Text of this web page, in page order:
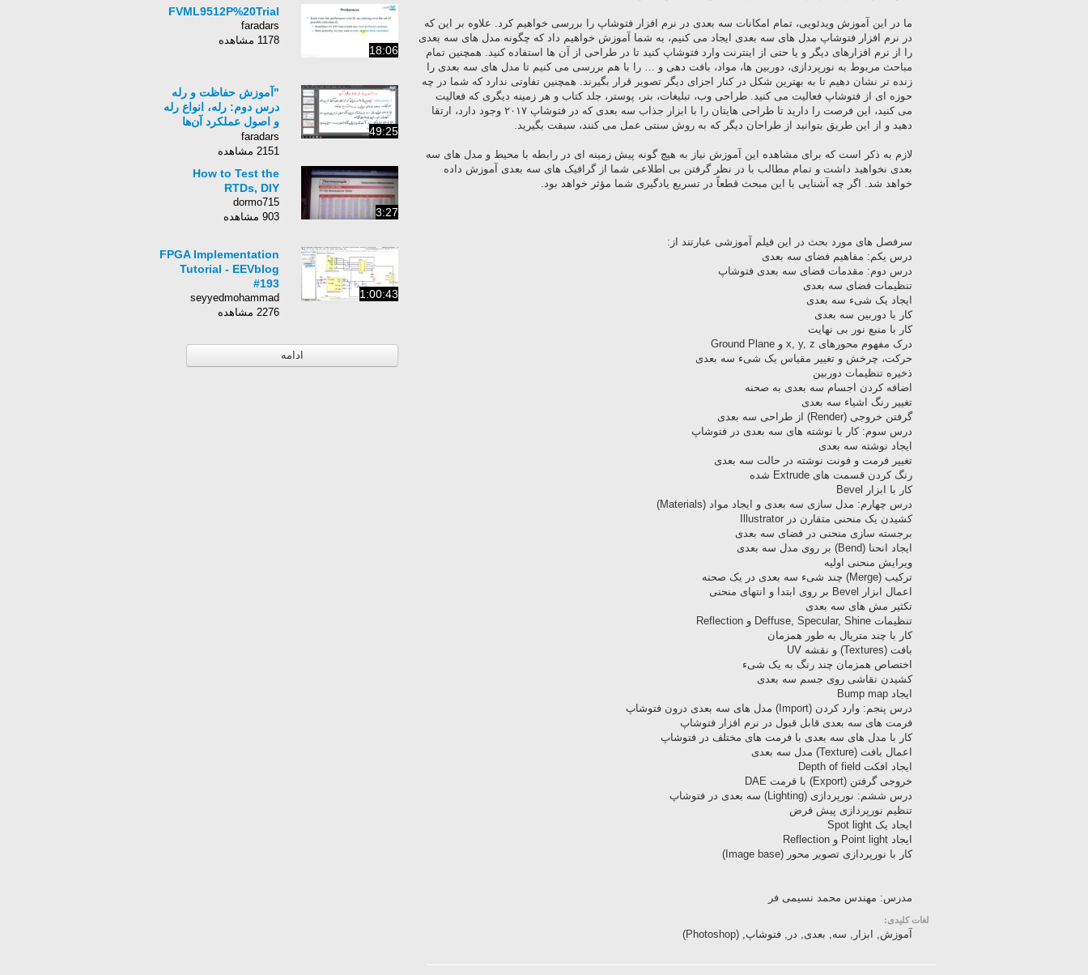
ما در این آموزش ویدئویی، تمام امکانات سه بعدی در نرم افزار فتوشاپ را بررسی خواهیم کرد. علاوه بر این که
در نرم افزار فتوشاپ مدل های سه بعدی ایجاد می کنیم، به شما آموزش خواهیم داد که چگونه مدل های سه بعدی
را از نرم افزارهای دیگر و یا حتی از اینترنت وارد فتوشاپ کنید تا در طراحی از آن ها استفاده کنید. همچنین تمام
مباحث مربوط به نورپردازی، دوربین ها، مواد، بافت دهی و … را با هم بررسی می کنیم تا مدل های سه بعدی را
زنده تر نشان دهیم تا به بهترین شکل در کنار اجزای دیگر تصویر قرار بگیرند. همچنین تفاوتی ندارد که شما در چه
حوزه ای از فتوشاپ فعالیت می کنید. طراحی وب، تبلیغات، بنر، پوستر، جلد کتاب و هر زمینه دیگری که فعالیت
می کنید، این فرصت را دارید تا طراحی هایتان را با ابزار جذاب سه بعدی که در فتوشاپ ۲۰۱۷ وجود دارد، ارتقا
دهید و از این طریق بتوانید از طراحان دیگر که به روش سنتی عمل می کنند، سبقت بگیرید.
لازم به ذکر است که برای مشاهده این آموزش نیاز به هیچ گونه پیش زمینه ای در رابطه با محیط و مدل های سه
بعدی نخواهید داشت و تمام مطالب با در نظر گرفتن بی اطلاعی شما از گرافیک های سه بعدی آموزش داده
خواهد شد. اگر چه آشنایی با این مبحث قطعاً در تسریع یادگیری شما مؤثر خواهد بود.
سرفصل های مورد بحث در این فیلم آموزشی عبارتند از:
درس یکم: مفاهیم فضای سه بعدی
درس دوم: مقدمات فضای سه بعدی فتوشاپ
تنظیمات فضای سه بعدی
ایجاد یک شیء سه بعدی
کار با دوربین سه بعدی
کار با منبع نور بی نهایت
درک مفهوم محورهای x, y, z و Ground Plane
حرکت، چرخش و تغییر مقیاس یک شیء سه بعدی
ذخیره تنظیمات دوربین
اضافه کردن اجسام سه بعدی به صحنه
تغییر رنگ اشیاء سه بعدی
گرفتن خروجی (Render) از طراحی سه بعدی
درس سوم: کار با نوشته های سه بعدی در فتوشاپ
ایجاد نوشته سه بعدی
تغییر فرمت و فونت نوشته در حالت سه بعدی
رنگ کردن قسمت های Extrude شده
کار با ابزار Bevel
درس چهارم: مدل سازی سه بعدی و ایجاد مواد (Materials)
کشیدن یک منحنی متقارن در Illustrator
برجسته سازی منحنی در فضای سه بعدی
ایجاد انحنا (Bend) بر روی مدل سه بعدی
ویرایش منحنی اولیه
ترکیب (Merge) چند شیء سه بعدی در یک صحنه
اعمال ابزار Bevel بر روی ابتدا و انتهای منحنی
تکثیر مش های سه بعدی
تنظیمات Deffuse, Specular, Shine و Reflection
کار با چند متریال به طور همزمان
بافت (Textures) و نقشه UV
اختصاص همزمان چند رنگ به یک شیء
کشیدن نقاشی روی جسم سه بعدی
ایجاد Bump map
درس پنجم: وارد کردن (Import) مدل های سه بعدی درون فتوشاپ
فرمت های سه بعدی قابل قبول در نرم افزار فتوشاپ
کار با مدل های سه بعدی با فرمت های مختلف در فتوشاپ
اعمال بافت (Texture) مدل سه بعدی
ایجاد افکت Depth of field
خروجی گرفتن (Export) با فرمت DAE
درس ششم: نورپردازی (Lighting) سه بعدی در فتوشاپ
تنظیم نورپردازی پیش فرض
ایجاد یک Spot light
ایجاد Point light و Reflection
کار با نورپردازی تصویر محور (Image base)
مدرس: مهندس محمد نسیمی فر
لغات کلیدی:
آموزش, ابزار, سه, بعدی, در, فتوشاپ, (Photoshop)
18:06
FVML9512P%20Trial
faradars
1178 مشاهده
49:25
"آموزش حفاظت و رله
درس دوم: رله، انواع رله
و اصول عملکرد آن‌ها
(الف)"
faradars
2151 مشاهده
3:27
How to Test the
RTDs, DIY
dormo715
903 مشاهده
1:00:43
FPGA Implementation
Tutorial - EEVblog
#193
seyyedmohammad
2276 مشاهده
ادامه